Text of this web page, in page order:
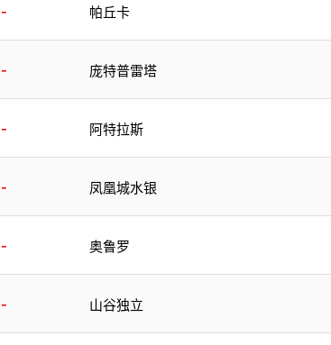
- 帕丘卡
- 庞特普雷塔
- 阿特拉斯
- 凤凰城水银
- 奥鲁罗
- 山谷独立